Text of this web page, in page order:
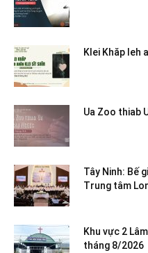
Klei Khăp leh
Ua Zoo thiab
Tây Ninh: Bế
Trung tâm
Khu vực 2
tháng 8/2026